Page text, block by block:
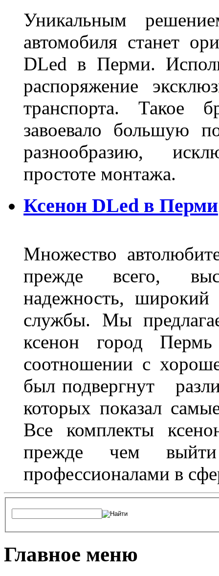
Уникальным
автомобиля станет
DLed в Перми.
распоряжение
транспорта. Такое
завоевало большую
разнообразию,
простоте монтажа.
Ксенон DLed в Перми
Множество
прежде всего,
надежность, широкий
службы. Мы
ксенон город
соотношении с
был подвергнут
которых показал
Все комплекты
прежде чем
профессионалами в
Главное меню